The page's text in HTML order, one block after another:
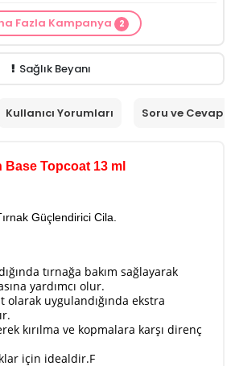
Kategorisine Özel Fiyatİdea Derma
Ürünü Siparişinizdeİnnova Wash Gel
Fazla Kampanya 2
Sağlık Beyanı
Kullanıcı Yorumları Soru ve Cevap
Topcoat 13 ml
Güçlendirici Cila.
tırnağa bakım sağlayarak
yardımcı olur.
olarak uygulandığında ekstra
kırılma ve kopmalara karşı direnç
için idealdir.F